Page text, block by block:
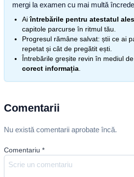
mergi la examen cu mai multă
Aiîntrebările pentru atestatul ales
capitole parcurse în ritmul tău.
Progresul rămâne salvat: știi ce ai
repetat și cât de pregătit ești.
Întrebările greșite revin în mediul
corect informația
Comentarii
Nu există comentarii aprobate încă.
Comentariu *